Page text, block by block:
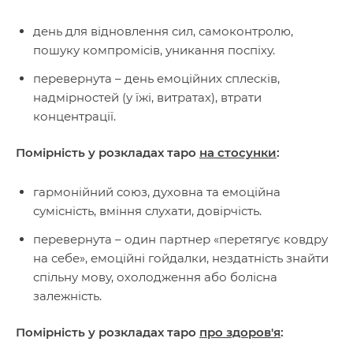
день для відновлення сил, самоконтролю,
пошуку компромісів, уникання поспіху.
перевернута – день емоційних сплесків,
надмірностей (у їжі, витратах), втрати
концентрації.
Помірність у розкладах таро на стосунки:
гармонійний союз, духовна та емоційна
сумісність, вміння слухати, довірчість.
перевернута – один партнер «перетягує ковдру
на себе», емоційні гойдалки, нездатність знайти
спільну мову, охолодження або болісна
залежність.
Помірність у розкладах таро про здоров'я: